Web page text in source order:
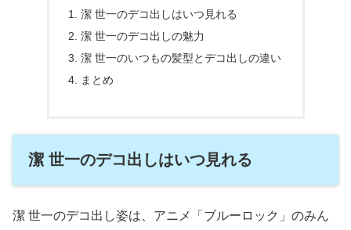
潔 世一のデコ出しはいつ見れる
潔 世一のデコ出しの魅力
潔 世一のいつもの髪型とデコ出しの違い
まとめ
潔 世一のデコ出しはいつ見れる
潔 世一のデコ出し姿は、アニメ「ブルーロック」のみん